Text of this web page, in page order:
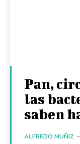
Pan,
las
saben
ALFREDO MUÑIZ -